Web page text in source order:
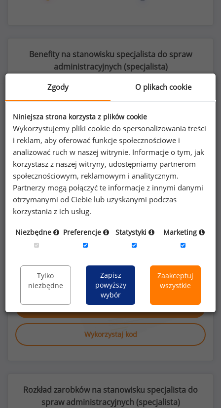
Benefity na stanowisku specjalista do spraw
administracyjnych (specjalista)
39%
prywatna opieka medyczna dla pracownika
Poszukujesz szczegółowych danych o
administracyjnychlub na innych
stanowiskach?
Dowiedz się więcej
Wykorzystaj kod
Rozkład zarobków na stanowisku specjalista do
spraw administracyjnych (specjalista)
Zgody O plikach cookie
Niniejsza strona korzysta z plików cookie
Wykorzystujemy pliki cookie do spersonalizowania treści
i reklam, aby oferować funkcje społecznościowe i
analizować ruch w naszej witrynie. Informacje o tym, jak
korzystasz z naszej witryny, udostępniamy partnerom
społecznościowym, reklamowym i analitycznym.
Partnerzy mogą połączyć te informacje z innymi danymi
otrzymanymi od Ciebie lub uzyskanymi podczas
korzystania z ich usług.
Niezbędne Preferencje Statystyki Marketing
Tylko
niezbędne
Zapisz
powyższy
wybór
Zaakceptuj
wszystkie